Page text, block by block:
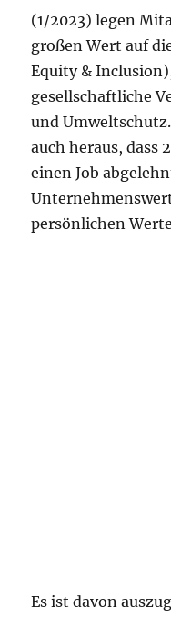
(1/2023) legen
großen Wert auf
Equity &
gesellschaftliche
und
auch heraus, dass
einen Job
persönlichen
Es ist davon